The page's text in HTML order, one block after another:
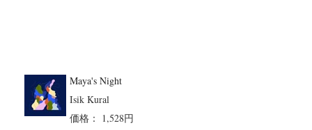
Maya's Night
Isik Kural
価格： 1,528円